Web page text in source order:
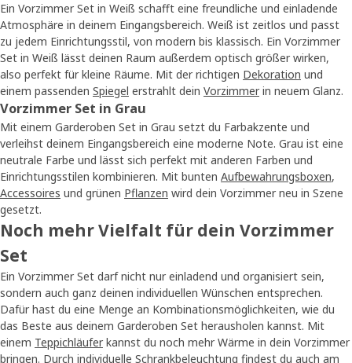
Ein Vorzimmer Set in Weiß schafft eine freundliche und einladende
Atmosphäre in deinem Eingangsbereich. Weiß ist zeitlos und passt
zu jedem Einrichtungsstil, von modern bis klassisch. Ein Vorzimmer
Set in Weiß lässt deinen Raum außerdem optisch größer wirken,
also perfekt für kleine Räume. Mit der richtigen Dekoration und
einem passenden Spiegel erstrahlt dein Vorzimmer in neuem Glanz.
Vorzimmer Set in Grau
Mit einem Garderoben Set in Grau setzt du Farbakzente und
verleihst deinem Eingangsbereich eine moderne Note. Grau ist eine
neutrale Farbe und lässt sich perfekt mit anderen Farben und
Einrichtungsstilen kombinieren. Mit bunten Aufbewahrungsboxen,
Accessoires und grünen Pflanzen wird dein Vorzimmer neu in Szene
gesetzt.
Noch mehr Vielfalt für dein Vorzimmer
Set
Ein Vorzimmer Set darf nicht nur einladend und organisiert sein,
sondern auch ganz deinen individuellen Wünschen entsprechen.
Dafür hast du eine Menge an Kombinationsmöglichkeiten, wie du
das Beste aus deinem Garderoben Set herausholen kannst. Mit
einem Teppichläufer kannst du noch mehr Wärme in dein Vorzimmer
bringen. Durch individuelle Schrankbeleuchtung findest du auch am